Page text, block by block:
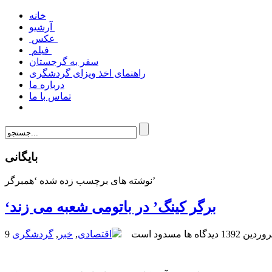
خانه
سفر به گرجستان
راهنمای اخذ ویزای گردشگری
درباره ما
تماس با ما
بایگانی
نوشته های برچسب زده شده ‘همبرگر’
‘برگر کینگ’ در باتومی شعبه می زند
1392 دیدگاه ها مسدود است اقتصادی, خبر , گردشگری